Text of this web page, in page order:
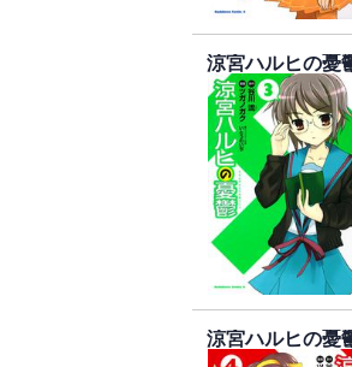
涼宮ハルヒの憂
涼宮ハルヒの憂